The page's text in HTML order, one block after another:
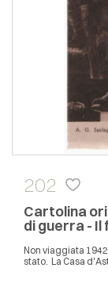
202
Cartolina
di guerra -
Non viaggiata 1942. Illustratore: Antonio Giuseppe Santagata. Buono
stato. La Casa